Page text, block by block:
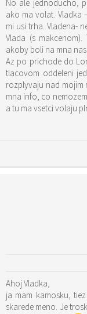
No ale jednoducho,
ako ma volat. Vladka
mi usi trha. Vladena-
Vlada (s
akoby boli na mna
Az po prichode do
tlacovom oddeleni
rozplyvaju nad mojim
mna info, co
a tu ma vsetci volaju
Ahoj Vladka,
ja mam kamosku,
skarede meno. Je